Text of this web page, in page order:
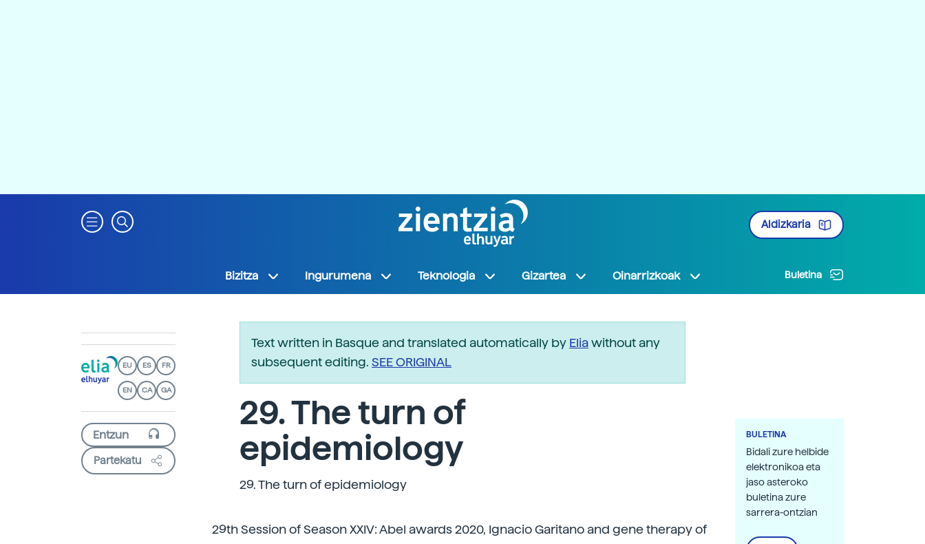
Aldizkaria
Bizitza Ingurumena Teknologia Gizartea Oinarrizkoak Buletina
EU ES FR
EN CA GA
Partekatu
Text written in Basque and translated automatically by Eliawithout any
subsequent editing. SEE ORIGINAL
29. The turn of
epidemiology
29. The turn of epidemiology
29th Session of Season XXIV: Abel awards 2020, Ignacio Garitano and gene therapy of
BULETINA
Bidali zure helbide
elektronikoa eta
jaso asteroko
buletina zure
sarrera-ontzian